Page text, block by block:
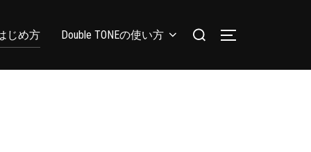
じめ方 Double TONEの使い方